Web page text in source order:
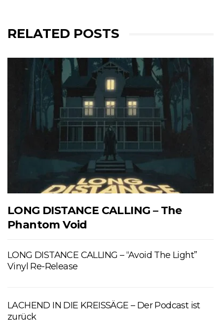
RELATED POSTS
LONG DISTANCE CALLING – The
Phantom Void
LONG DISTANCE CALLING – “Avoid The Light”
Vinyl Re-Release
LACHEND IN DIE KREISSÄGE – Der Podcast ist
zurück